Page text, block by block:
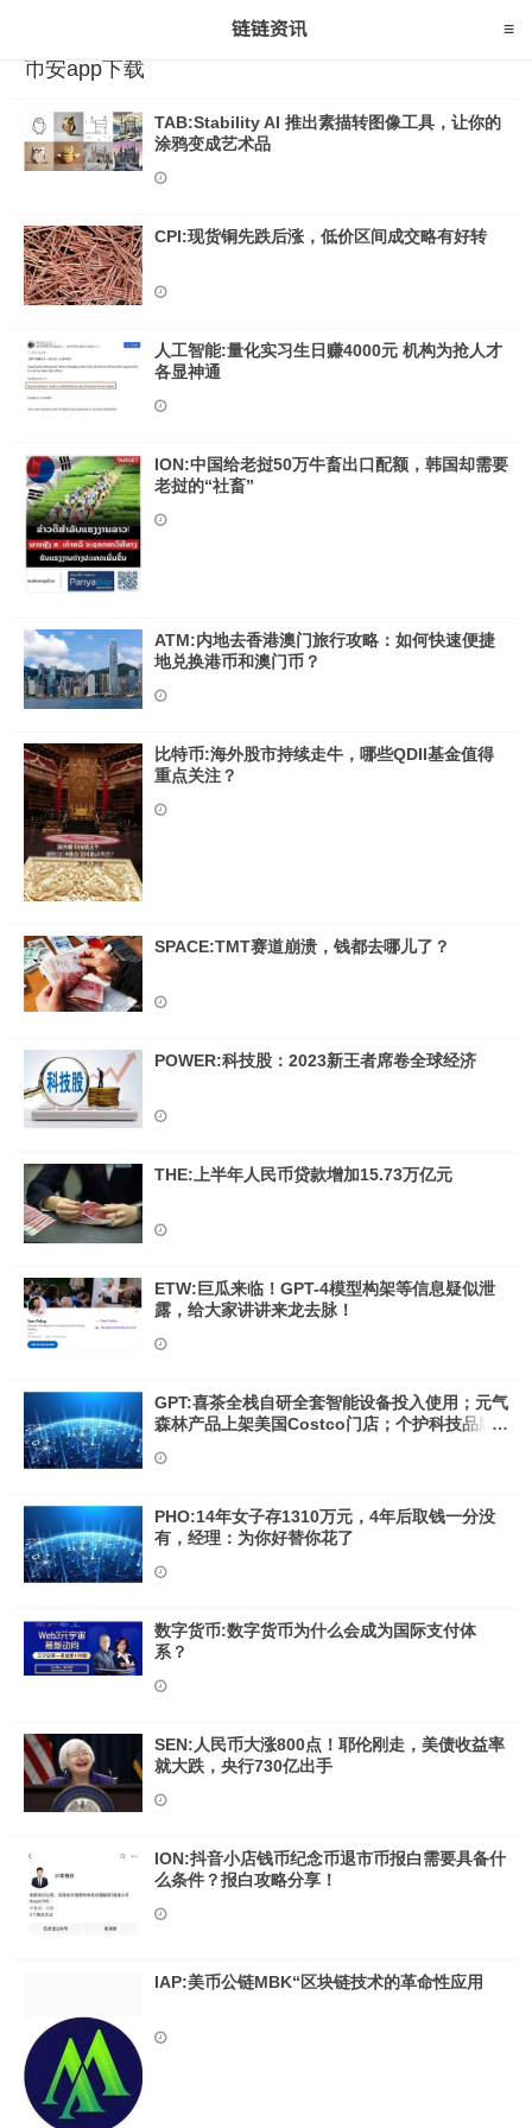
币安app下载
TAB:Stability AI 推出素描转图像工具，让你的
涂鸦变成艺术品
CPI:现货铜先跌后涨，低价区间成交略有好转
人工智能:量化实习生日赚4000元 机构为抢人才
各显神通
ION:中国给老挝50万牛畜出口配额，韩国却需要
老挝的“社畜”
ATM:内地去香港澳门旅行攻略：如何快速便捷
地兑换港币和澳门币？
比特币:海外股市持续走牛，哪些QDII基金值得
重点关注？
SPACE:TMT赛道崩溃，钱都去哪儿了？
POWER:科技股：2023新王者席卷全球经济
THE:上半年人民币贷款增加15.73万亿元
ETW:巨瓜来临！GPT-4模型构架等信息疑似泄
露，给大家讲讲来龙去脉！
GPT:喜茶全栈自研全套智能设备投入使用；元气
森林产品上架美国Costco门店；个护科技品牌
PHO:14年女子存1310万元，4年后取钱一分没
有，经理：为你好替你花了
数字货币:数字货币为什么会成为国际支付体
系？
SEN:人民币大涨800点！耶伦刚走，美债收益率
就大跌，央行730亿出手
ION:抖音小店钱币纪念币退市币报白需要具备什
么条件？报白攻略分享！
IAP:美币公链MBK“区块链技术的革命性应用